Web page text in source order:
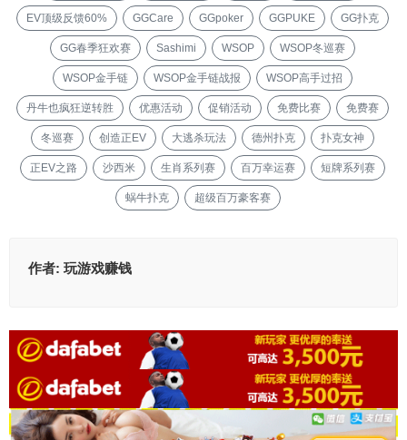
EV顶级反馈60% GGCare GGpoker GGPUKE GG扑克
GG春季狂欢赛 Sashimi WSOP WSOP冬巡赛
WSOP金手链 WSOP金手链战报 WSOP高手过招
丹牛也疯狂逆转胜 优惠活动 促销活动 免费比赛 免费赛
冬巡赛 创造正EV 大逃杀玩法 德州扑克 扑克女神
正EV之路 沙西米 生肖系列赛 百万幸运赛 短牌系列赛
蜗牛扑克 超级百万豪客赛
作者: 玩游戏赚钱